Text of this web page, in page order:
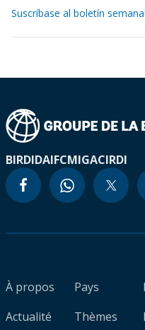
Suscríbase al boletín
BIRDIDAIFCMIGACIRDI
À propos
Actualité
Pays
Thèmes